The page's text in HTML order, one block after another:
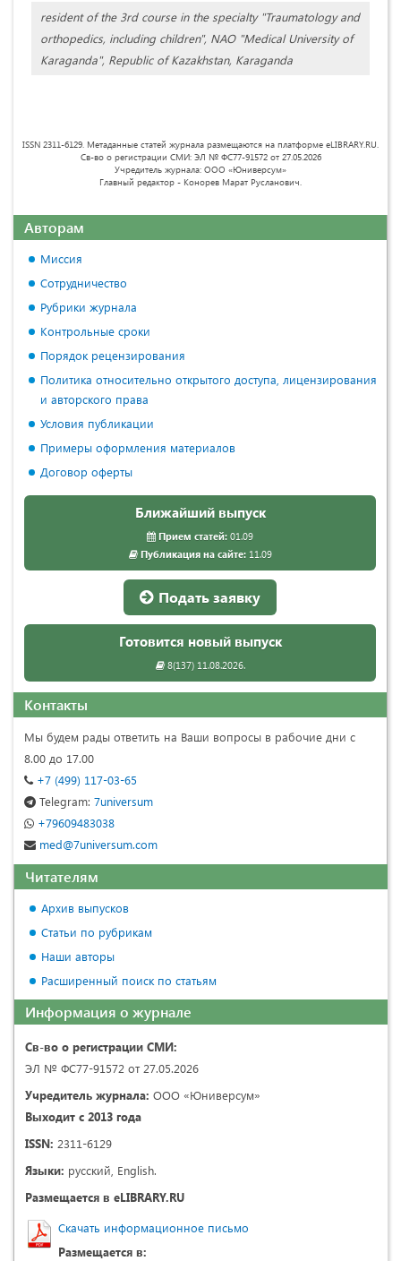
resident of the 3rd course in the specialty "Traumatology and
orthopedics, including children", NAO "Medical University of
Karaganda", Republic of Kazakhstan, Karaganda
ISSN 2311-6129. Метаданные статей журнала размещаются на платформе eLIBRARY.RU.
Св-во о регистрации СМИ: ЭЛ № ФС77-91572 от 27.05.2026
Учредитель журнала: ООО «Юниверсум»
Главный редактор - Конорев Марат Русланович.
Авторам
Миссия
Сотрудничество
Рубрики журнала
Контрольные сроки
Порядок рецензирования
Политика относительно открытого доступа, лицензирования
и авторского права
Условия публикации
Примеры оформления материалов
Договор оферты
Ближайший выпуск
Прием статей: 01.09
Публикация на сайте:11.09
Подать заявку
Готовится новый выпуск
8(137) 11.08.2026.
Контакты
Мы будем рады ответить на Ваши вопросы в рабочие дни с
8.00 до 17.00
+7 (499) 117-03-65
Telegram: 7universum
+79609483038
med@7universum.com
Читателям
Архив выпусков
Статьи по рубрикам
Наши авторы
Расширенный поиск по статьям
Информация о журнале
Св-во о регистрации СМИ:
ЭЛ № ФС77-91572 от 27.05.2026
Учредитель журнала: ООО «Юниверсум»
Выходит с 2013 года
ISSN: 2311-6129
Языки: русский, English.
Размещается в eLIBRARY.RU
Скачать информационное письмо
Размещается в: